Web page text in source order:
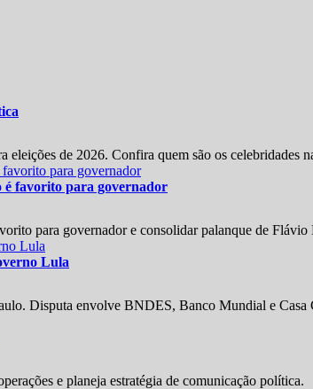
eleições de 2026. Confira quem são os celebridades
é favorito para governador
para governador e consolidar palanque de Flávio
Lula
Disputa envolve BNDES, Banco Mundial e
e planeja estratégia de comunicação política.